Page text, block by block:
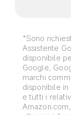
*Sono
Assistente
disponibile
Google,
marchi
disponibile
e tutti i